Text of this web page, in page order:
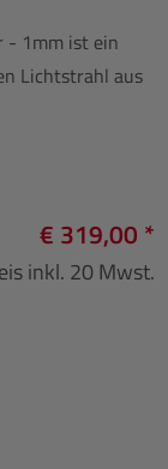
- 1mm ist ein
Lichtstrahl aus
€ 319,00 *
inkl. 20 Mwst.